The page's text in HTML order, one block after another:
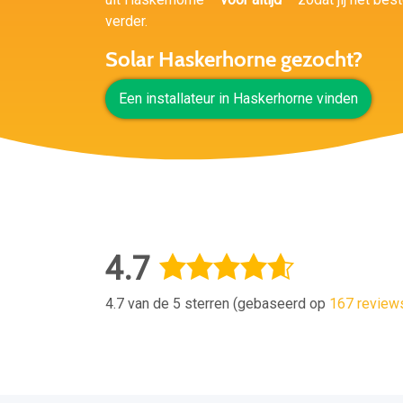
verder.
Solar Haskerhorne gezocht?
Een installateur in Haskerhorne vinden
4.7
4.7 van de 5 sterren (gebaseerd op 167